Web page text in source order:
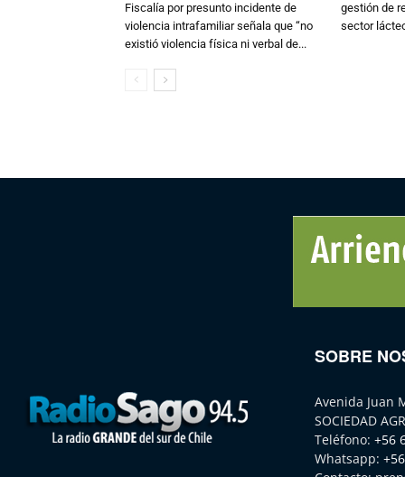
Fiscalía por presunto incidente de
violencia intrafamiliar señala que “no
existió violencia física ni verbal de...
gestión de
sector
SOBRE
Avenida Juan
SOCIEDAD
Teléfono: +56
Whatsapp: